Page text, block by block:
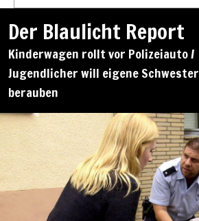
Der Blaulicht Report
Kinderwagen rollt vor Polizeiauto /
Jugendlicher will eigene Schwester
berauben